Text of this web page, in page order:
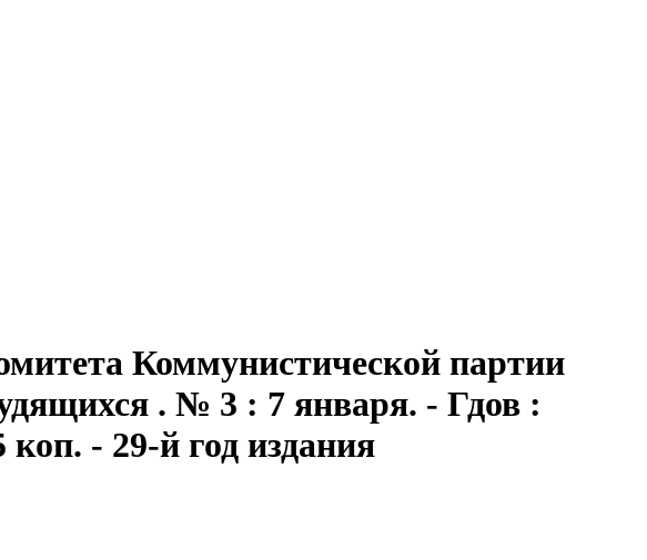
Коммунистической партии
. № 3 : 7 января. - Гдов :
- 29-й год издания